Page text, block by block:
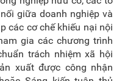
giữa doanh nghiệp và
các cơ chế khiếu nại nội
gia các chương trình
trách nhiệm xã hội
xuất được công nhận